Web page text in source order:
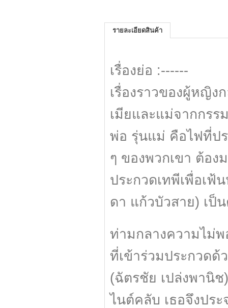
รายละเอียดสินค้า
เรื่องย่อ :------
เรื่องราวของผู้หญิ
เมียและแม่จากกร
พ่อ รุ่นแม่ คือไฟที่ป
ๆ ของพวกเขา ต้อง
ประกวดเทพีเพื่อเ
ดา แก้วบัวสาย) เป็
ท่ามกลางความไม่
ที่เข้าร่วมประกวด
(ฉัตรชัย เปล่งพานิช
ไนต์คลับ เธอจึงปร